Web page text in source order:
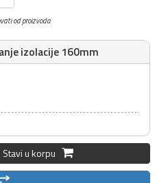
od proizvoda
izolacije 160mm
Stavi u korpu